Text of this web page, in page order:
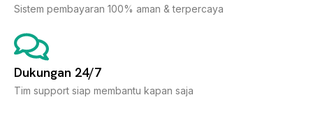
Sistem pembayaran 100% aman & terpercaya
Dukungan 24/7
Tim support siap membantu kapan saja